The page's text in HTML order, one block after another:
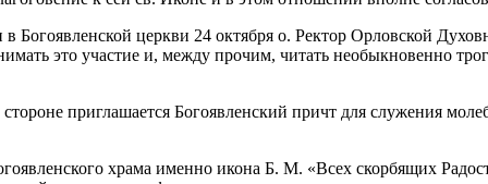
церкви 24 октября о. Ректор Орловской
это участие и, между прочим, читать необыкновенно
приглашается Богоявленский причт для служения
храма именно икона Б. М. «Всех скорбящих